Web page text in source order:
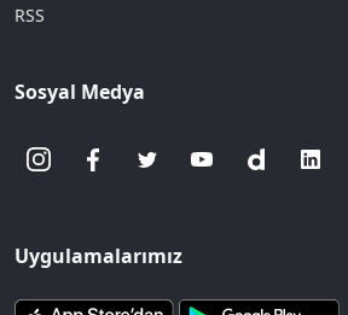
RSS
Sosyal Medya
Uygulamalarımız